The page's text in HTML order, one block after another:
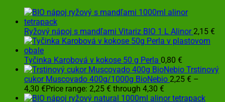
Ryžový nápoj s mandľami Vitariz BIO 1 L Alinor 2,15 €
Tyčinka Karobová v kokose 50 g Perla 0,80 €
Trstinový
cukor Muscovado 400g/1000g BioNebio 2,25 € –
4,30 €Price range: 2,25 € through 4,30 €